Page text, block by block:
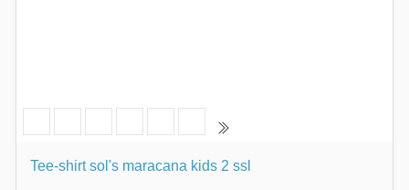
Tee-shirt sol's maracana kids 2 ssl